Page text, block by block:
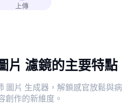
上傳
片 濾鏡的主要特點
圖片 生成器，解鎖感官放鬆與病
創作的新維度。